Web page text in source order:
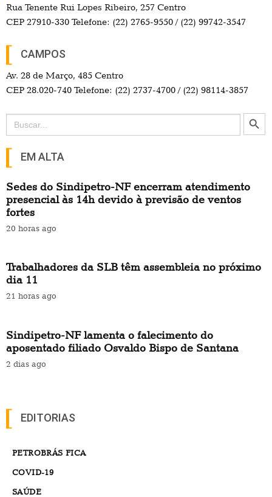
Rua Tenente Rui Lopes Ribeiro, 257 Centro
CEP 27910-330 Telefone: (22) 2765-9550 / (22) 99742-3547
CAMPOS
Av. 28 de Março, 485 Centro
CEP 28.020-740 Telefone: (22) 2737-4700 / (22) 98114-3857
Search
for:
Search Button
EM ALTA
Sedes do Sindipetro-NF encerram atendimento
presencial às 14h devido à previsão de ventos
fortes
20 horas ago
Trabalhadores da SLB têm assembleia no próximo
dia 11
21 horas ago
Sindipetro-NF lamenta o falecimento do
aposentado filiado Osvaldo Bispo de Santana
2 dias ago
EDITORIAS
PETROBRÁS FICA
COVID-19
SAÚDE